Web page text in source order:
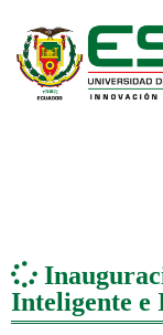
Inteligente e